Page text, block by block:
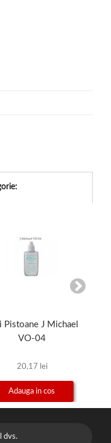
Pistoane J Michael
VO-04
20,17 lei
Adauga in cos